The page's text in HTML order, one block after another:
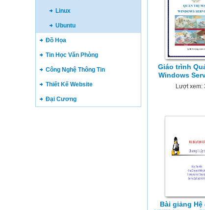
Linux
Ubuntu
Đồ Họa
Tin Học Văn Phòng
Công Nghệ Thông Tin
Thiết Kế Website
Đại Cương
Giáo trình
Windows
Lượt xem:
Bài giảng Hệ